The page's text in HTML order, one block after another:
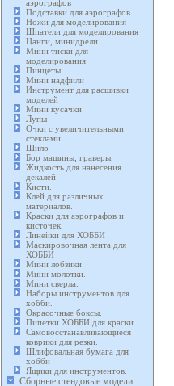
аэрографов
Подставки для аэрографов
Ножи для моделирования
Шпатели для моделирования
Цанги, минидрели
Мини тиски для
моделирования
Пинцеты
Мини надфили
Инструмент для расшивки
моделей
Мини кусачки
Лупы
Очки с увеличительными
стеклами
Шило
Бор машины, граверы.
Жидкость для нанесения
декалей
Кисти.
Клей для различных
материалов.
Краски для аэрографов и
кисточек.
Линейки для ХОББИ
Маскировочная лента для
ХОББИ
Мини лобзики
Мини молотки.
Мини сверла.
Наборы инструментов для
хобби.
Окрасочные боксы.
Пипетки ХОББИ для краски
Самовосстанавливающиеся
коврики для резки.
Шлифовальная бумага для
хобби
Ящики для инструментов.
Сборные стендовые модели.